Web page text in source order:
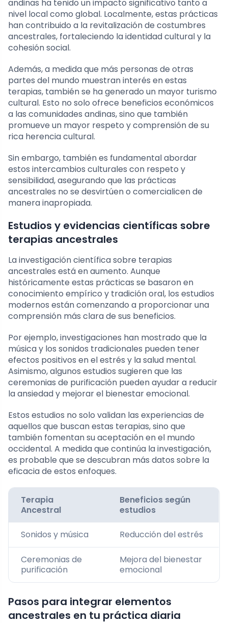
andinas ha tenido un impacto significativo tanto a
nivel local como global. Localmente, estas prácticas
han contribuido a la revitalización de costumbres
ancestrales, fortaleciendo la identidad cultural y la
cohesión social.
Además, a medida que más personas de otras
partes del mundo muestran interés en estas
terapias, también se ha generado un mayor turismo
cultural. Esto no solo ofrece beneficios económicos
a las comunidades andinas, sino que también
promueve un mayor respeto y comprensión de su
rica herencia cultural.
Sin embargo, también es fundamental abordar
estos intercambios culturales con respeto y
sensibilidad, asegurando que las prácticas
ancestrales no se desvirtúen o comercialicen de
manera inapropiada.
Estudios y evidencias científicas sobre
terapias ancestrales
La investigación científica sobre terapias
ancestrales está en aumento. Aunque
históricamente estas prácticas se basaron en
conocimiento empírico y tradición oral, los estudios
modernos están comenzando a proporcionar una
comprensión más clara de sus beneficios.
Por ejemplo, investigaciones han mostrado que la
música y los sonidos tradicionales pueden tener
efectos positivos en el estrés y la salud mental.
Asimismo, algunos estudios sugieren que las
ceremonias de purificación pueden ayudar a reducir
la ansiedad y mejorar el bienestar emocional.
Estos estudios no solo validan las experiencias de
aquellos que buscan estas terapias, sino que
también fomentan su aceptación en el mundo
occidental. A medida que continúa la investigación,
es probable que se descubran más datos sobre la
eficacia de estos enfoques.
Terapia
Ancestral
Beneficios según
estudios
Sonidos y música Reducción del estrés
Ceremonias de
purificación
Mejora del bienestar
emocional
Pasos para integrar elementos
ancestrales en tu práctica diaria